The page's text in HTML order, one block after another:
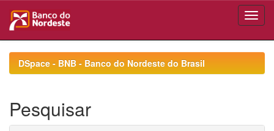
navigationDSpace - BNB - Banco do Nordeste do Brasil
Pesquisar